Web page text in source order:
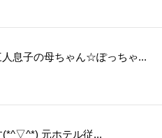
息子の母ちゃん☆ぽっちゃ...
(*^▽^*) 元ホテル従...